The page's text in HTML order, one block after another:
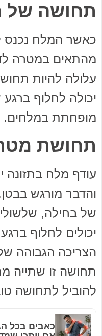
תחושה של
כאשר המלח נכנס
מהתאים במטרה
עלולה להיות
יכולה לחלוף
מופחתת במלחים.
תחושת
עודף מלח בתזונה
והדבר מורגש
של בחילה,
יכולים לחלוף
הצריכה הגבוהה
תחושה זו שתייה
להוביל לתחושה
כאבים בכל